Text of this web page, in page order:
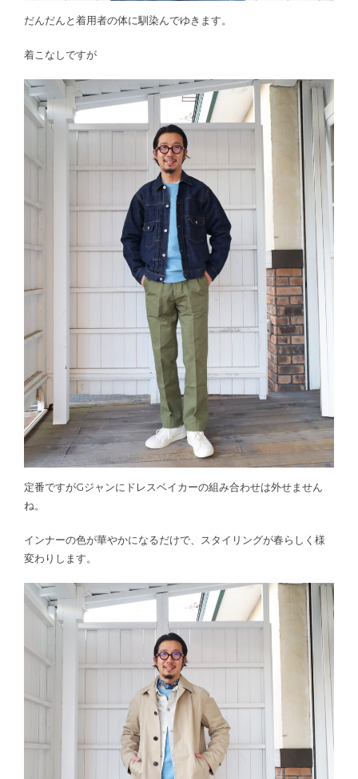
だんだんと着用者の体に馴染んでゆきます。
着こなしですが
定番ですがGジャンにドレスベイカーの組み合わせは外せません
ね。
インナーの色が華やかになるだけで、スタイリングが春らしく様
変わりします。